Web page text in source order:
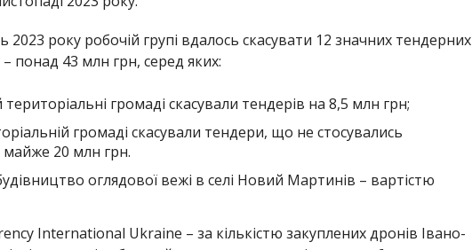
2023 року робочій групі вдалось скасувати 12 значних тендерних
понад 43 млн грн, серед яких:
територіальні громаді скасували тендерів на 8,5 млн грн;
громаді скасували тендери, що не стосувались
майже 20 млн грн.
оглядової вежі в селі Новий Мартинів – вартістю
International Ukraine – за кількістю закуплених дронів Івано-